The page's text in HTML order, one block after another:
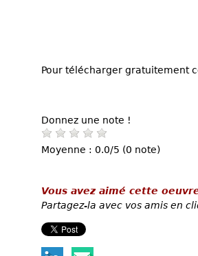
Pour télécharger gratuitement
Donnez une note !
Moyenne : 0.0/5 (0 note)
Vous avez aimé cette
Partagez-la avec vos amis en